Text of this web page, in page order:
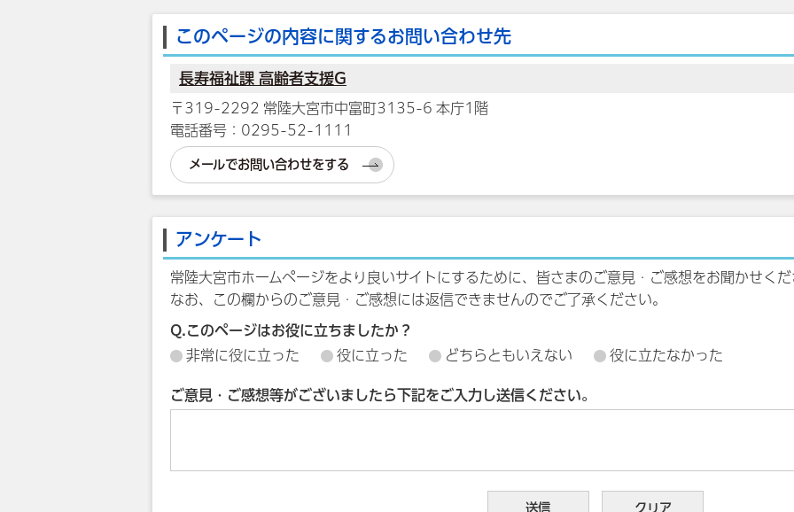
このページの内容に関するお問い合わせ先
長寿福祉課 高齢者支援G
〒319-2292 常陸大宮市中富町3135-6 本庁1階
電話番号：0295-52-1111
メールでお問い合わせをする
アンケート
常陸大宮市ホームページをより良いサイトにするために、皆さまのご意見・ご感想をお聞かせく
なお、この欄からのご意見・ご感想には返信できませんのでご了承ください。
Q.このページはお役に立ちましたか？
非常に役に立った
役に立った どちらともいえない 役に立たなかった
ご意見・ご感想等がございましたら下記をご入力し送信ください。